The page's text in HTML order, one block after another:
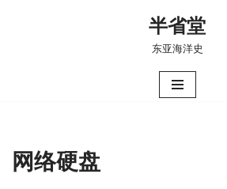
半省堂
东亚海洋史
网络硬盘